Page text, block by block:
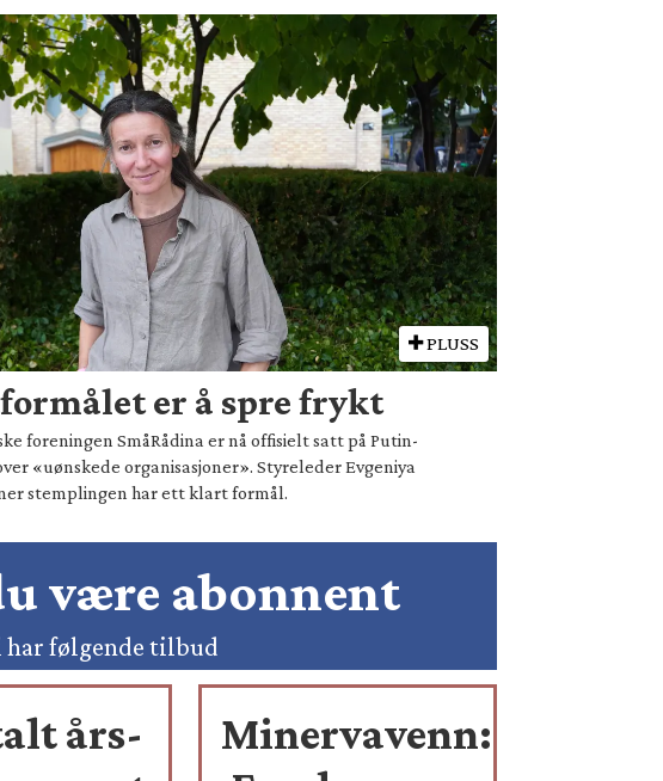
PLUSS
er å spre frykt
foreningen SmåRådina er nå offisielt satt på Putin-
«uønskede organisasjoner». Styreleder Evgeniya
stemplingen har ett klart formål.
være abonnent
følgende tilbud
års-
Minervavenn: